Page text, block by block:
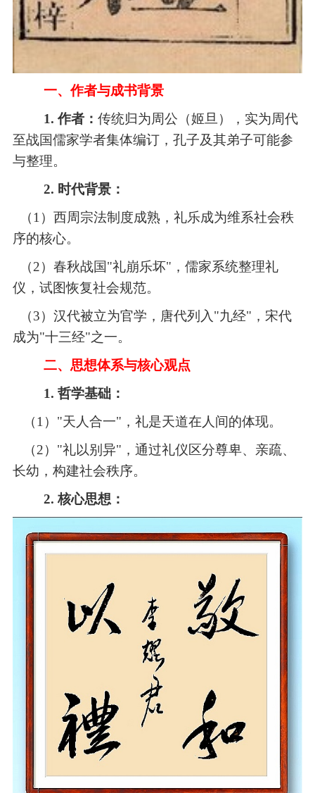
一、作者与成书背景
1. 作者：传统归为周公（姬旦），实为周代
至战国儒家学者集体编订，孔子及其弟子可能参
与整理。
2. 时代背景：
（1） 西周宗法制度成熟，礼乐成为维系社会秩
序的核心。
（2） 春秋战国"礼崩乐坏"，儒家系统整理礼
仪，试图恢复社会规范。
（3） 汉代被立为官学，唐代列入"九经"，宋代
成为"十三经"之一。
二、思想体系与核心观点
1. 哲学基础：
（1）"天人合一"，礼是天道在人间的体现。
（2）"礼以别异"，通过礼仪区分尊卑、亲疏、
长幼，构建社会秩序。
2. 核心思想：